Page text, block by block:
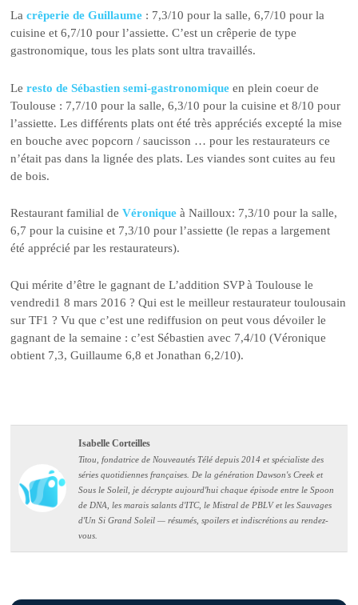
Lacrêperie de Guillaume : 7,3/10 pour la salle, 6,7/10 pour la
cuisine et 6,7/10 pour l’assiette. C’est un crêperie de type
gastronomique, tous les plats sont ultra travaillés.
Leresto de Sébastien semi-gastronomique en plein coeur de
Toulouse : 7,7/10 pour la salle, 6,3/10 pour la cuisine et 8/10 pour
l’assiette. Les différents plats ont été très appréciés excepté la mise
en bouche avec popcorn / saucisson … pour les restaurateurs ce
n’était pas dans la lignée des plats. Les viandes sont cuites au feu
de bois.
Restaurant familial deVéronique à Nailloux: 7,3/10 pour la salle,
6,7 pour la cuisine et 7,3/10 pour l’assiette (le repas a largement
été apprécié par les restaurateurs).
Qui mérite d’être le gagnant de L’addition SVP à Toulouse le
vendredi1 8 mars 2016 ? Qui est le meilleur restaurateur toulousain
sur TF1 ? Vu que c’est une rediffusion on peut vous dévoiler le
gagnant de la semaine : c’est Sébastien avec 7,4/10 (Véronique
obtient 7,3, Guillaume 6,8 et Jonathan 6,2/10).
Isabelle Corteilles
Titou, fondatrice de Nouveautés Télé depuis 2014 et spécialiste des
séries quotidiennes françaises. De la génération Dawson's Creek et
Sous le Soleil, je décrypte aujourd'hui chaque épisode entre le Spoon
de DNA, les marais salants d'ITC, le Mistral de PBLV et les Sauvages
d'Un Si Grand Soleil — résumés, spoilers et indiscrétions au rendez-
vous.